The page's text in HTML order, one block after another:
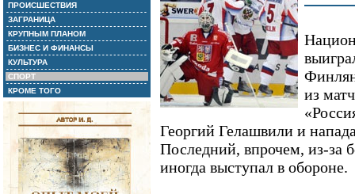
ПРОИСШЕСТВИЯ
ЗАГРАНИЦА
КРУПНЫМ ПЛАНОМ
БИЗНЕС И ФИНАНСЫ
КУЛЬТУРА
СПОРТ
КРОМЕ ТОГО
из
Георгий Гелашвили и
Последний, впрочем, из-за
иногда выступал в обороне.